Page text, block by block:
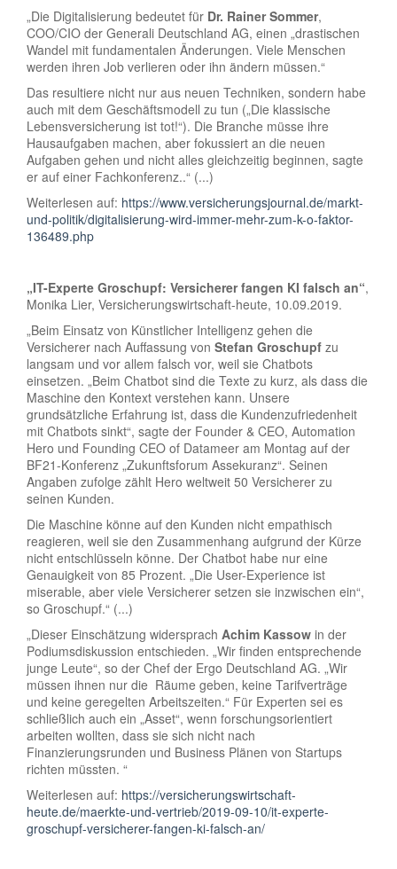
„Die Digitalisierung bedeutet für Dr. Rainer Sommer,
COO/CIO der Generali Deutschland AG, einen „drastischen
Wandel mit fundamentalen Änderungen. Viele Menschen
werden ihren Job verlieren oder ihn ändern müssen.“
Das resultiere nicht nur aus neuen Techniken, sondern habe
auch mit dem Geschäftsmodell zu tun („Die klassische
Lebensversicherung ist tot!“). Die Branche müsse ihre
Hausaufgaben machen, aber fokussiert an die neuen
Aufgaben gehen und nicht alles gleichzeitig beginnen, sagte
er auf einer Fachkonferenz..“ (...)
Weiterlesen auf: https://www.versicherungsjournal.de/markt-
und-politik/digitalisierung-wird-immer-mehr-zum-k-o-faktor-
136489.php
„IT-Experte Groschupf: Versicherer fangen KI falsch an“,
Monika Lier, Versicherungswirtschaft-heute, 10.09.2019.
„Beim Einsatz von Künstlicher Intelligenz gehen die
Versicherer nach Auffassung von Stefan Groschupf zu
langsam und vor allem falsch vor, weil sie Chatbots
einsetzen. „Beim Chatbot sind die Texte zu kurz, als dass die
Maschine den Kontext verstehen kann. Unsere
grundsätzliche Erfahrung ist, dass die Kundenzufriedenheit
mit Chatbots sinkt“, sagte der Founder & CEO, Automation
Hero und Founding CEO of Datameer am Montag auf der
BF21-Konferenz „Zukunftsforum Assekuranz“. Seinen
Angaben zufolge zählt Hero weltweit 50 Versicherer zu
seinen Kunden.
Die Maschine könne auf den Kunden nicht empathisch
reagieren, weil sie den Zusammenhang aufgrund der Kürze
nicht entschlüsseln könne. Der Chatbot habe nur eine
Genauigkeit von 85 Prozent. „Die User-Experience ist
miserable, aber viele Versicherer setzen sie inzwischen ein“,
so Groschupf.“ (...)
„Dieser Einschätzung widersprach Achim Kassow in der
Podiumsdiskussion entschieden. „Wir finden entsprechende
junge Leute“, so der Chef der Ergo Deutschland AG. „Wir
müssen ihnen nur die Räume geben, keine Tarifverträge
und keine geregelten Arbeitszeiten.“ Für Experten sei es
schließlich auch ein „Asset“, wenn forschungsorientiert
arbeiten wollten, dass sie sich nicht nach
Finanzierungsrunden und Business Plänen von Startups
richten müssten. “
Weiterlesen auf: https://versicherungswirtschaft-
heute.de/maerkte-und-vertrieb/2019-09-10/it-experte-
groschupf-versicherer-fangen-ki-falsch-an/